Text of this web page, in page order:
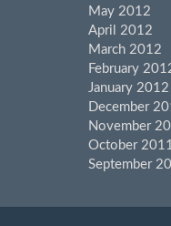
May 2012
April 2012
March 2012
February
January 2012
December
November
October
September